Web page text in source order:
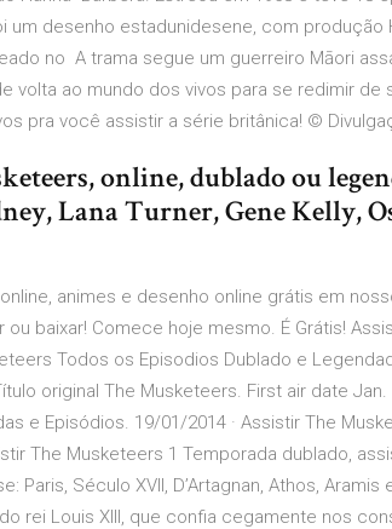
um desenho estadunidesene, com produção
no A trama segue um guerreiro Māori
volta ao mundo dos vivos para se redimir de
pra você assistir a série britânica! ©
online, dublado ou
Lana Turner, Gene Kelly,
animes e desenho online grátis em
baixar! Comece hoje mesmo. É Grátis!
Todos os Episodios Dublado e
original The Musketeers. First air date Jan.
e Episódios. 19/01/2014 · Assistir The
The Musketeers 1 Temporada dublado,
Paris, Século XVII, D’Artagnan, Athos, Aramis
rei Louis XIII, que confia cegamente nos